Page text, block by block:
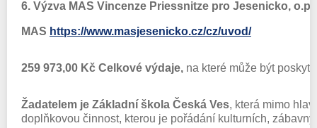
6. Výzva MAS Vincenze Priessnitze pro Jesenicko,
MAS https://www.masjesenicko.cz/cz/uvod/
259 973,00 Kč Celkové výdaje, na které může být
Žadatelem je Základní škola Česká Ves, která mimo
doplňkovou činnost, kterou je pořádání kulturních,